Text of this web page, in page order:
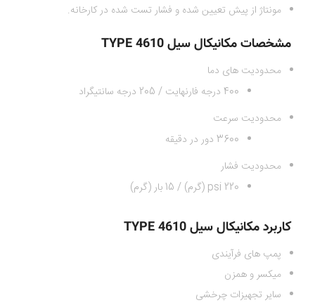
مونتاژ از پیش تعیین شده و فشار تست شده در کارخانه.
مشخصات مکانیکال سیل TYPE 4610
محدودیت های دما
400 درجه فارنهایت / 205 درجه سانتیگراد
محدودیت سرعت
3600 دور در دقیقه
محدودیت فشار
220 psi (گرم) / 15 بار (گرم)
کاربرد مکانیکال سیل TYPE 4610
پمپ های فرآیندی
میکسر و همزن
سایر تجهیزات چرخشی